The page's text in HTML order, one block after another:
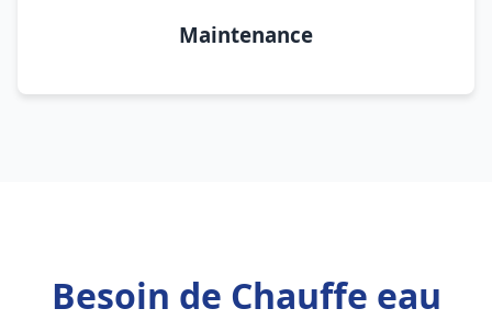
Maintenance
Besoin de Chauffe eau